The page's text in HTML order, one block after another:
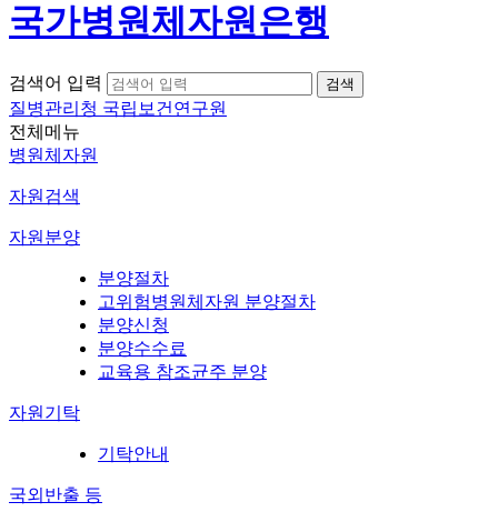
국가병원체자원은행
검색어 입력
질병관리청 국립보건연구원
전체메뉴
병원체자원
자원검색
자원분양
분양절차
고위험병원체자원 분양절차
분양신청
분양수수료
교육용 참조균주 분양
자원기탁
기탁안내
국외반출 등